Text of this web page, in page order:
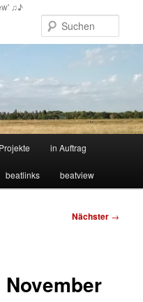
♫♪
in Auftrag
beatlinks beatview
Nächster →